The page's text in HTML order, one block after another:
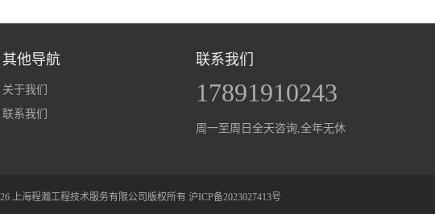
其他导航
关于我们
联系我们
联系我们
17891910243
周一至周日全天咨询,全年无休
上海程瀚工程技术服务有限公司版权所有 沪ICP备2023027413号